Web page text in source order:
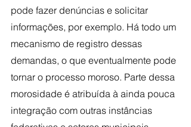
pode fazer denúncias e solicitar
informações, por exemplo. Há todo um
mecanismo de registro dessas
demandas, o que eventualmente pode
tornar o processo moroso. Parte dessa
morosidade é atribuída à ainda pouca
integração com outras instâncias